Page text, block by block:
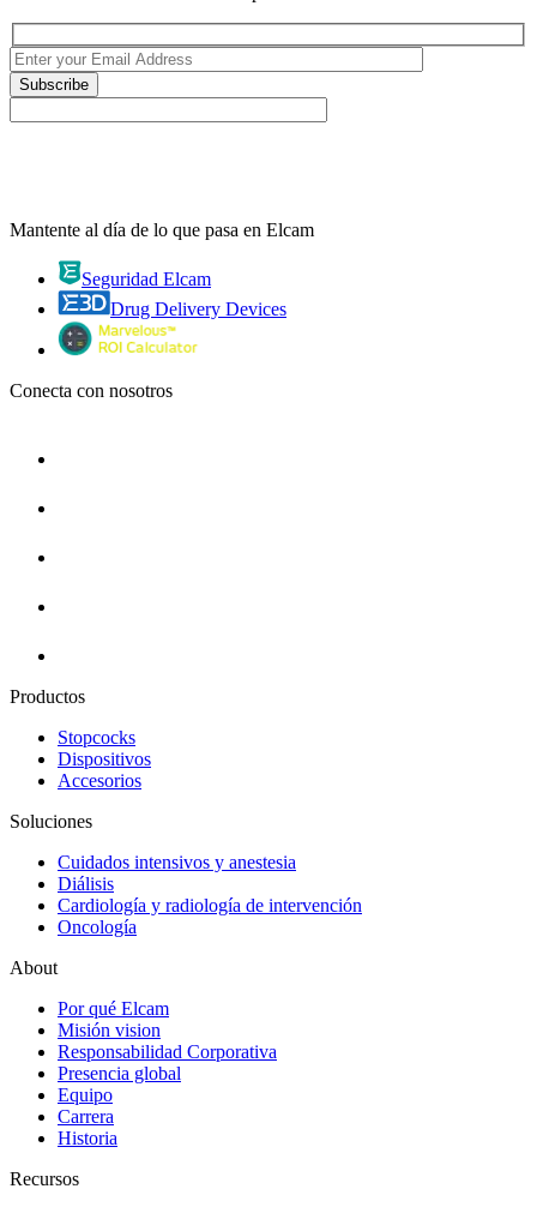
Mantente al día de lo que pasa en Elcam
Seguridad Elcam
Drug Delivery Devices
Conecta con nosotros
Productos
Stopcocks
Dispositivos
Accesorios
Soluciones
Cuidados intensivos y anestesia
Diálisis
Cardiología y radiología de intervención
Oncología
About
Por qué Elcam
Misión vision
Responsabilidad Corporativa
Presencia global
Equipo
Carrera
Historia
Recursos